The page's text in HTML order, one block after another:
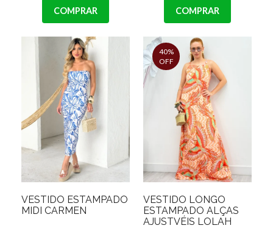
COMPRAR COMPRAR
VESTIDO ESTAMPADO
MIDI CARMEN
40%
OFF
VESTIDO LONGO
ESTAMPADO ALÇAS
AJUSTVÉIS LOLAH